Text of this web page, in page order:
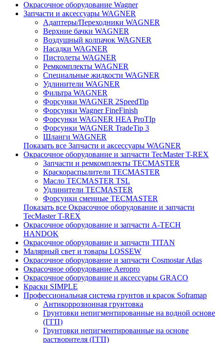
Окрасочное оборудование Wagner
Запчасти и аксессуары WAGNER
Адаптеры/Переходники WAGNER
Верхние бачки WAGNER
Воздушный колпачок WAGNER
Насадки WAGNER
Пистолеты WAGNER
Ремкомплекты WAGNER
Специальные жидкости WAGNER
Удлинители WAGNER
Фильтра WAGNER
Форсунки WAGNER 2SpeedTip
Форсунки Wagner FineFinish
Форсунки WAGNER HEA ProTIp
Форсунки WAGNER TradeTip 3
Шланги WAGNER
Показать все Запчасти и аксессуары WAGNER
Окрасочное оборудование и запчасти TecMaster T-REX
Запчасти и ремкомплекты TECMASTER
Краскораспылители TECMASTER
Масло TECMASTER TSL
Удлинители TECMASTER
Форсунки сменные TECMASTER
Показать все Окрасочное оборудование и запчасти
TecMaster T-REX
Окрасочное оборудование и запчасти A-TECH
HANDOK
Окрасочное оборудование и запчасти TITAN
Малярный свет и товары LOSSEW
Окрасочное оборудование и запчасти Cosmostar Atlas
Окрасочное оборудование Aeropro
Окрасочное оборудование и аксессуары GRACO
Краски SIMPLE
Профессиональная система грунтов и красок Soframap
Антикоррозионная грунтовка
Грунтовки непигментированные на водной основе
(ГГП)
Грунтовки непигментированные на основе
растворителя (ГГП)